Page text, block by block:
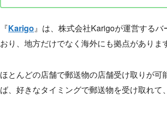
『Karigo』は、株式会社Karigoが運営する
おり、地方だけでなく海外にも拠点がありま
ほとんどの店舗で郵送物の店舗受け取りが
ば、好きなタイミングで郵送物を受け取れて